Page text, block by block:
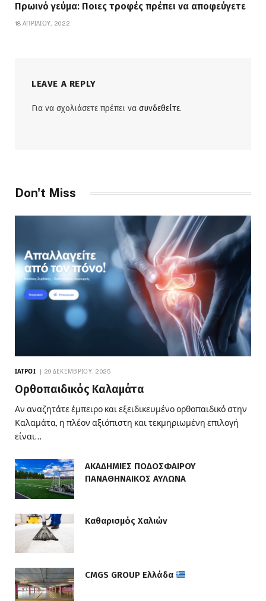
Πρωινό γεύμα: Ποιες τροφές πρέπει να αποφεύγετε
18 ΑΠΡΙΛΊΟΥ, 2022
LEAVE A REPLY
Για να σχολιάσετε πρέπει να συνδεθείτε.
Don't Miss
ΙΑΤΡΟΊ 29 ΔΕΚΕΜΒΡΊΟΥ, 2025
Ορθοπαιδικός Καλαμάτα
Αν αναζητάτε έμπειρο και εξειδικευμένο ορθοπαιδικό στην
Καλαμάτα, η πλέον αξιόπιστη και τεκμηριωμένη επιλογή
είναι…
ΑΚΑΔΗΜΙΕΣ ΠΟΔΟΣΦΑΙΡΟΥ
ΠΑΝΑΘΗΝΑΙΚΟΣ ΑΥΛΩΝΑ
Καθαρισμός Χαλιών
CMGS GROUP Ελλάδα